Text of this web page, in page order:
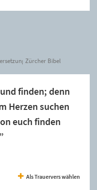
Zürcher Bibel
finden; denn
Herzen suchen
euch finden
Als Trauervers wählen